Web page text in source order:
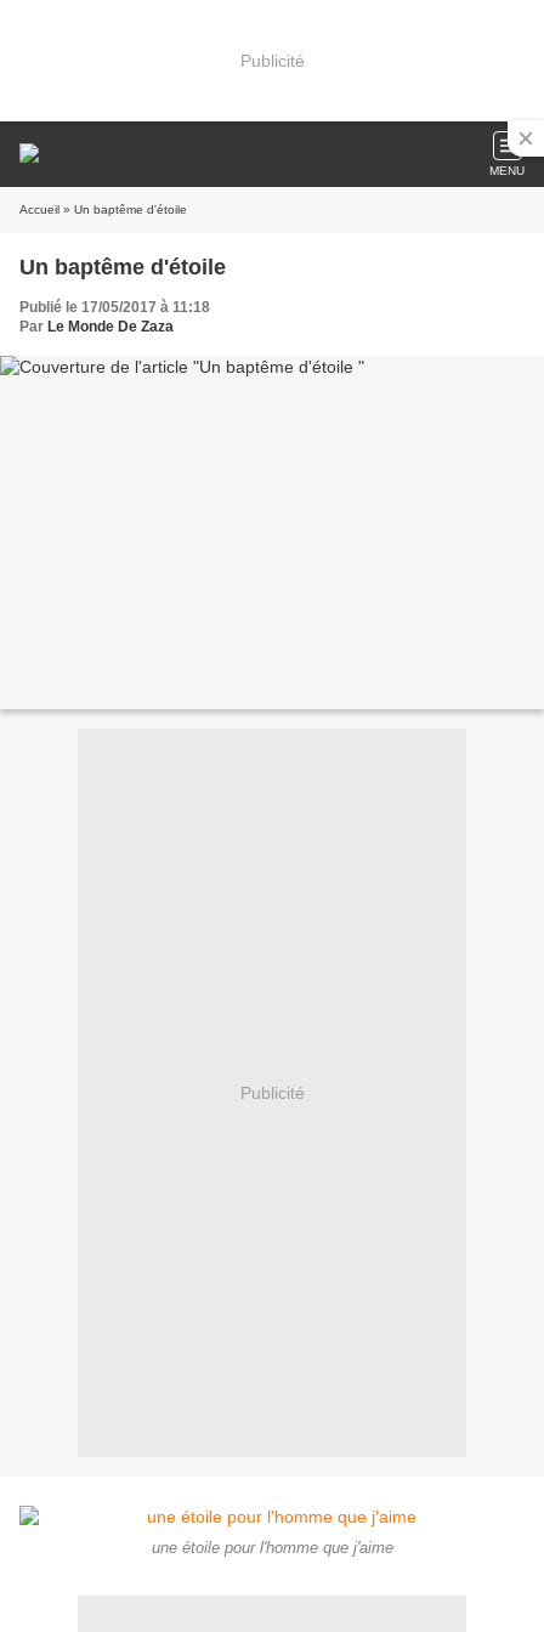
Publicité
MENU
Accueil » Un baptême d'étoile
Un baptême d'étoile
Publié le 17/05/2017 à 11:18
Par Le Monde De Zaza
Publicité
une étoile pour l'homme que j'aime